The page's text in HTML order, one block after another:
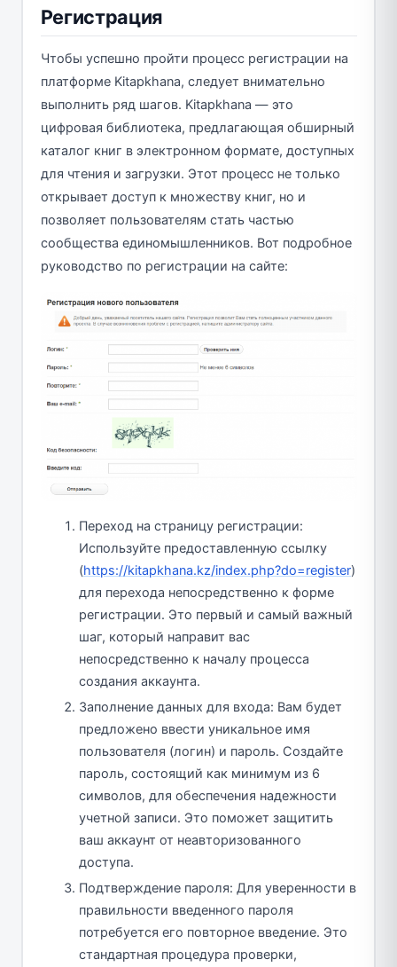
Регистрация
Чтобы успешно пройти процесс регистрации на
платформе Kitapkhana, следует внимательно
выполнить ряд шагов. Kitapkhana — это
цифровая библиотека, предлагающая обширный
каталог книг в электронном формате, доступных
для чтения и загрузки. Этот процесс не только
открывает доступ к множеству книг, но и
позволяет пользователям стать частью
сообщества единомышленников. Вот подробное
руководство по регистрации на сайте:
Переход на страницу регистрации:
Используйте предоставленную ссылку
(https://kitapkhana.kz/index.php?do=register)
для перехода непосредственно к форме
регистрации. Это первый и самый важный
шаг, который направит вас
непосредственно к началу процесса
создания аккаунта.
Заполнение данных для входа: Вам будет
предложено ввести уникальное имя
пользователя (логин) и пароль. Создайте
пароль, состоящий как минимум из 6
символов, для обеспечения надежности
учетной записи. Это поможет защитить
ваш аккаунт от неавторизованного
доступа.
Подтверждение пароля: Для уверенности в
правильности введенного пароля
потребуется его повторное введение. Это
стандартная процедура проверки,